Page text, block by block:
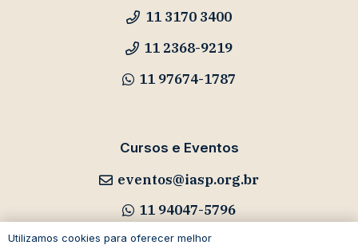
11 3170 3400
11 2368-9219
11 97674-1787
Cursos e Eventos
eventos@iasp.org.br
11 94047-5796
Utilizamos cookies para oferecer melhor